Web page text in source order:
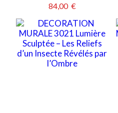
84,00  €